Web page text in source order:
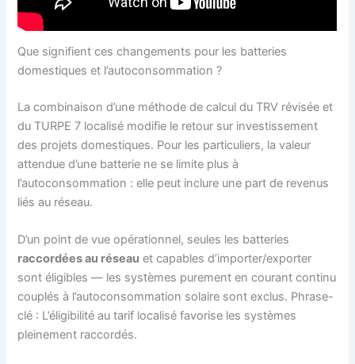
Que signifient ces changements pour les batteries
domestiques et l’autoconsommation ?
La combinaison d’une méthode de calcul du TRV révisée et
du TURPE 7 localisé modifie le retour sur investissement
des projets domestiques. Pour les particuliers, la valeur
attendue d’une batterie ne se limite plus à
l’autoconsommation : elle peut inclure une part de revenus
liés au réseau.
D’un point de vue opérationnel, seules les batteries
raccordées au réseau et capables d’importer/exporter
sont éligibles — les systèmes purement en courant continu
couplés à l’autoconsommation solaire sont exclus. Phrase-
clé : L’éligibilité au tarif localisé favorise les systèmes
pleinement raccordés.